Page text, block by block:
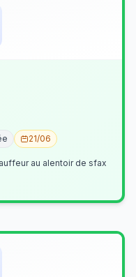
21/06
au alentoir de sfax